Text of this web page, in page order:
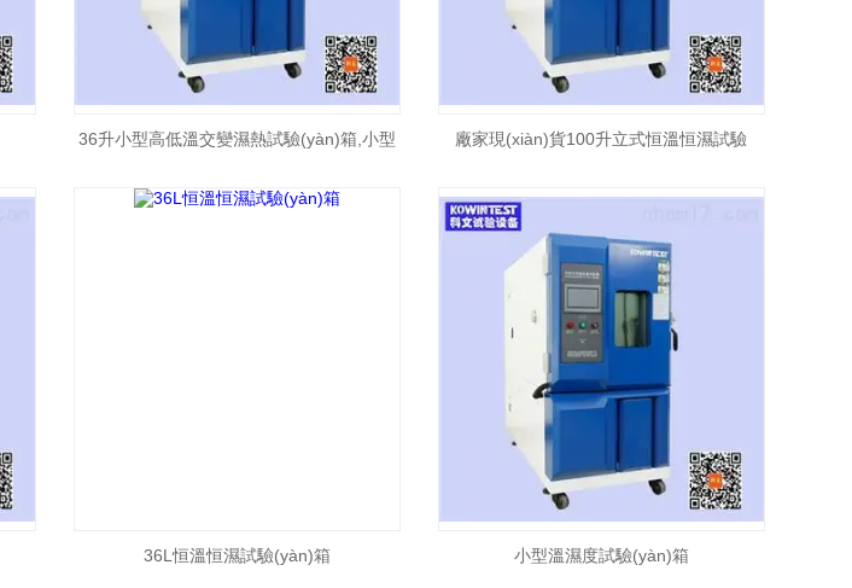
36升小型高低溫交變濕熱試驗(yàn)箱,小型
恒溫恒濕箱
廠家現(xiàn)貨100升立式恒溫恒濕試驗
36L恒溫恒濕試驗(yàn)箱 小型溫濕度試驗(yàn)箱